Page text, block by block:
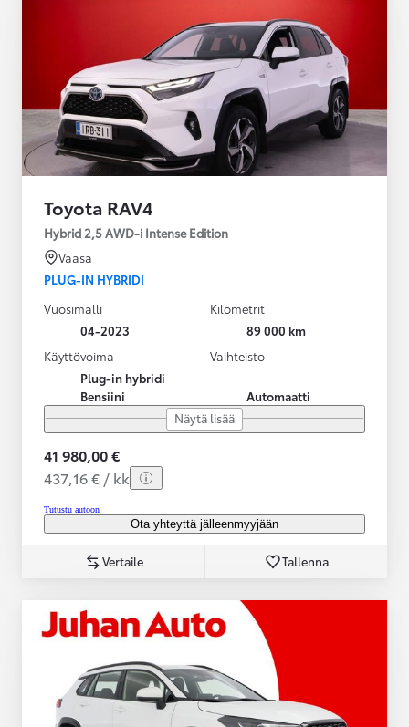
Toyota RAV4
Hybrid 2,5 AWD-i Intense Edition
Vaasa
PLUG-IN HYBRIDI
Vuosimalli
04-2023
Kilometrit
89 000 km
Käyttövoima
Plug-in hybridi
Bensiini
Vaihteisto
Automaatti
Näytä lisää
41 980,00 €
437,16 € / kk
Tutustu autoon
Ota yhteyttä jälleenmyyjään
Vertaile Tallenna